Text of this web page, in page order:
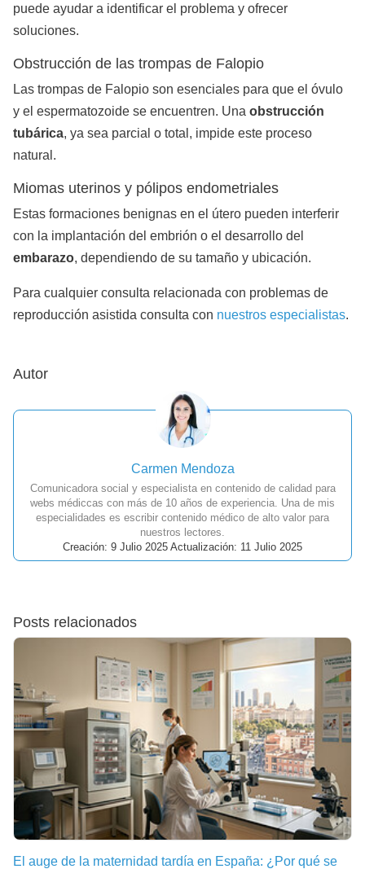
puede ayudar a identificar el problema y ofrecer
soluciones.
Obstrucción de las trompas de Falopio
Las trompas de Falopio son esenciales para que el óvulo
y el espermatozoide se encuentren. Una obstrucción
tubárica, ya sea parcial o total, impide este proceso
natural.
Miomas uterinos y pólipos endometriales
Estas formaciones benignas en el útero pueden interferir
con la implantación del embrión o el desarrollo del
embarazo, dependiendo de su tamaño y ubicación.
Para cualquier consulta relacionada con problemas de
reproducción asistida consulta con nuestros especialistas.
Autor
Carmen Mendoza
Comunicadora social y especialista en contenido de calidad para
webs médiccas con más de 10 años de experiencia. Una de mis
especialidades es escribir contenido médico de alto valor para
nuestros lectores.
Creación: 9 Julio 2025 Actualización: 11 Julio 2025
Posts relacionados
El auge de la maternidad tardía en España: ¿Por qué se